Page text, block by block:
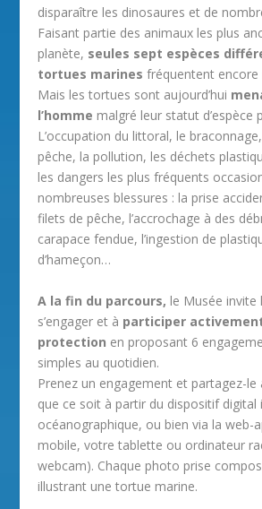
disparaître les dinosaures et de
Faisant partie des animaux les plus
planète, seules sept espèces
tortues marines fréquentent encore
Mais les tortues sont aujourd’hui
l’homme malgré leur statut d’espèce
L’occupation du littoral, le
pêche, la pollution, les déchets
les dangers les plus fréquents
nombreuses blessures : la prise
filets de pêche, l’accrochage à des
carapace fendue, l’ingestion de
d’hameçon…
A la fin du parcours, le Musée invite
s’engager et à participer
protection en proposant 6
simples au quotidien.
Prenez un engagement et partagez-
que ce soit à partir du dispositif digital
océanographique, ou bien via la web-
mobile, votre tablette ou ordinateur
webcam). Chaque photo prise
illustrant une tortue marine.